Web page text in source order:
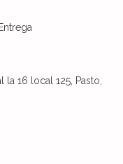
16 local 125, Pasto,